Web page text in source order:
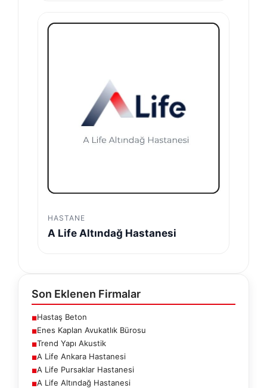
HASTANE
A Life Altındağ Hastanesi
Son Eklenen Firmalar
■Hastaş Beton
■Enes Kaplan Avukatlık Bürosu
■Trend Yapı Akustik
■A Life Ankara Hastanesi
■A Life Pursaklar Hastanesi
■A Life Altındağ Hastanesi